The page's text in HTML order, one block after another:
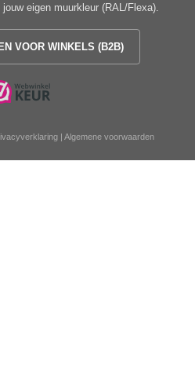
eigen muurkleur (RAL/Flexa).
VOOR WINKELS (B2B)
| Algemene voorwaarden